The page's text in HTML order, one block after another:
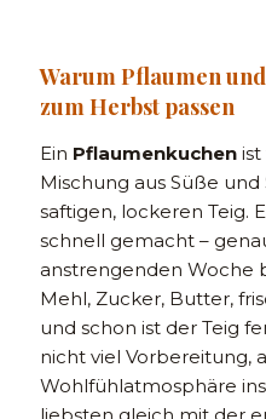
Warum Pflaumen
zum Herbst passen
Ein Pflaumenkuchen
Mischung aus Süße
saftigen, lockeren Teig.
schnell gemacht –
anstrengenden Woche
Mehl, Zucker, Butter,
und schon ist der Teig
nicht viel Vorbereitung,
Wohlfühlatmosphäre